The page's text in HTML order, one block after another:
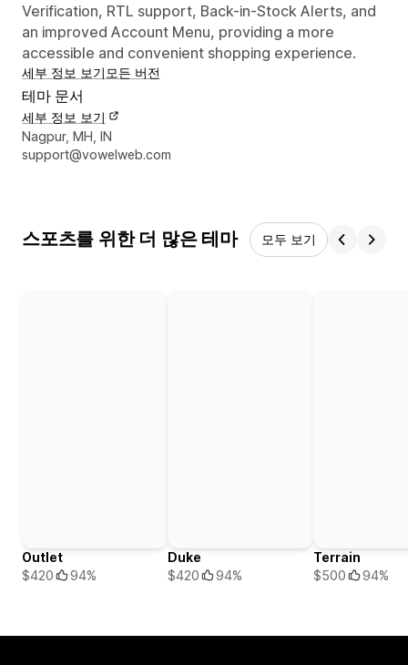
Verification, RTL support, Back-in-Stock Alerts, and
an improved Account Menu, providing a more
accessible and convenient shopping experience.
세부 정보 보기 모든 버전
테마 문서
세부 정보 보기
디자이너 연락처 세부 정보
Nagpur, MH, IN
support@vowelweb.com
스포츠를 위한 더 많은 테마 모두 보기
Outlet
$420
94%
Duke
$420
94%
Terrain
$500
94%